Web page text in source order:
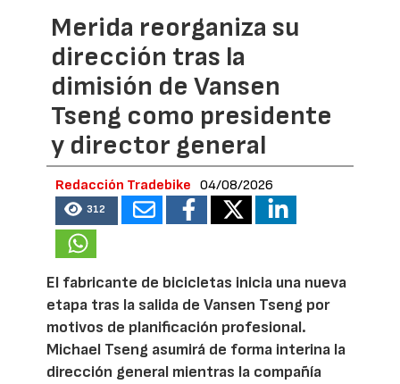
Merida reorganiza su
dirección tras la
dimisión de Vansen
Tseng como presidente
y director general
Redacción Tradebike 04/08/2026
312
El fabricante de bicicletas inicia una nueva
etapa tras la salida de Vansen Tseng por
motivos de planificación profesional.
Michael Tseng asumirá de forma interina la
dirección general mientras la compañía